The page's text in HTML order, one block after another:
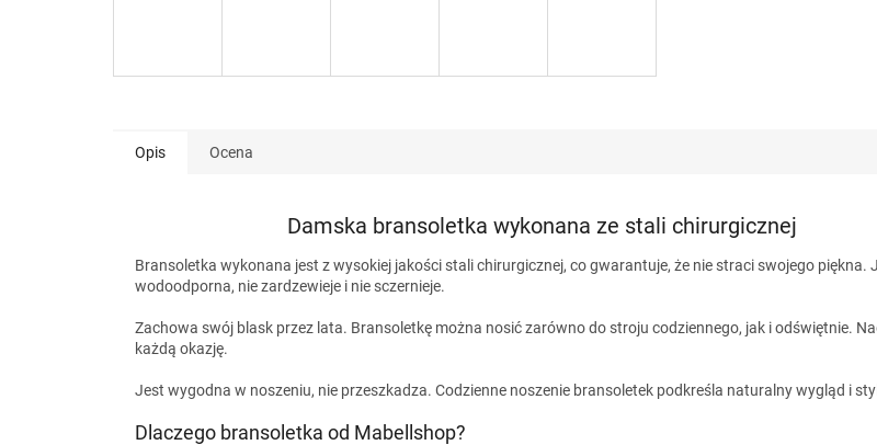
Opis Ocena
Damska bransoletka wykonana ze stali chirurgicznej
Bransoletka wykonana jest z wysokiej jakości stali chirurgicznej, co gwarantuje, że nie straci swojego piękna.
wodoodporna, nie zardzewieje i nie sczernieje.
Zachowa swój blask przez lata. Bransoletkę można nosić zarówno do stroju codziennego, jak i odświętnie.
każdą okazję.
Jest wygodna w noszeniu, nie przeszkadza. Codzienne noszenie bransoletek podkreśla naturalny wygląd i
Dlaczego bransoletka od Mabellshop?